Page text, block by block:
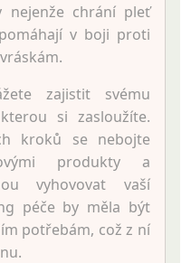
nejenže chrání pleť
v boji proti
zajistit svému
si zasloužíte.
kroků se nebojte
produkty a
vyhovovat vaší
péče by měla být
potřebám, což z ní